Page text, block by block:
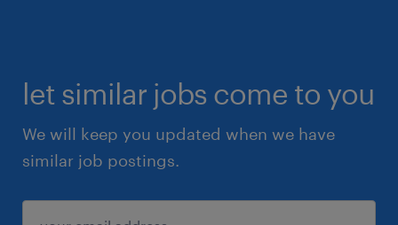
let similar jobs come to you
We will keep you updated when we have
similar job postings.